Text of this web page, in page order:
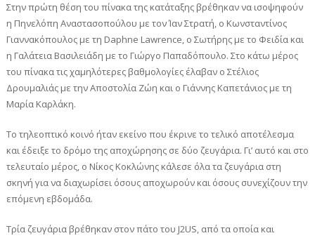
Στην πρώτη θέση του πίνακα της κατάταξης βρέθηκαν να ισοψηφούν
η Πηνελόπη Αναστασοπούλου με τον Ίαν Στρατή, ο Κωνσταντίνος
Γιαννακόπουλος με τη Daphne Lawrence, ο Σωτήρης με το Φειδία και
η Γαλάτεια Βασιλειάδη με το Γιώργο Παπαδόπουλο. Στο κάτω μέρος
του πίνακα τις χαμηλότερες βαθμολογίες έλαβαν ο Στέλιος
Δρουμαλιάς με την Αποστολία Ζώη και ο Γιάννης Καπετάνιος με τη
Μαρία Καρλάκη.
Το τηλεοπτικό κοινό ήταν εκείνο που έκρινε το τελικό αποτέλεσμα
και έδειξε το δρόμο της αποχώρησης σε δύο ζευγάρια. Γι’ αυτό και στο
τελευταίο μέρος, ο Νίκος Κοκλώνης κάλεσε όλα τα ζευγάρια στη
σκηνή για να διαχωρίσει όσους αποχωρούν και όσους συνεχίζουν την
επόμενη εβδομάδα.
Τρία ζευγάρια βρέθηκαν στον πάτο του J2US, από τα οποία και